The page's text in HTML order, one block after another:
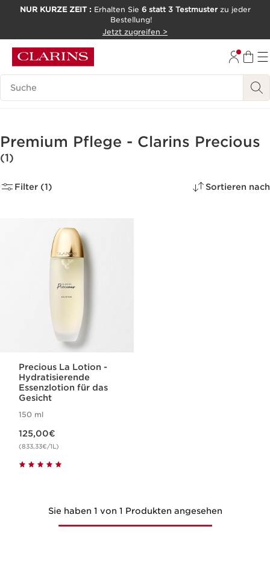
NUR KURZE ZEIT : Erhalten Sie 6 statt 3 Testmusterzu jeder
Bestellung!
Jetzt zugreifen >
Legende suchen
Premium Pflege - Clarins Precious
(1)
Filter (1) Sortieren nach
Precious La Lotion -
Hydratisierende
Essenzlotion für das
Gesicht
150 ml
125,00€
(833,33€/1L)
Sie haben 1 von 1 Produkten angesehen